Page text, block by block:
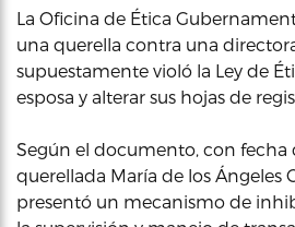
La Oficina de Ética
una querella contra una
supuestamente violó la Ley de
esposa y alterar sus hojas de
Según el documento, con fecha
querellada María de los Ángeles
presentó un mecanismo de